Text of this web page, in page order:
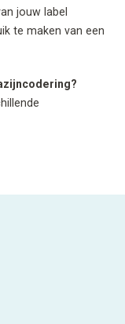
jouw label
te maken van een